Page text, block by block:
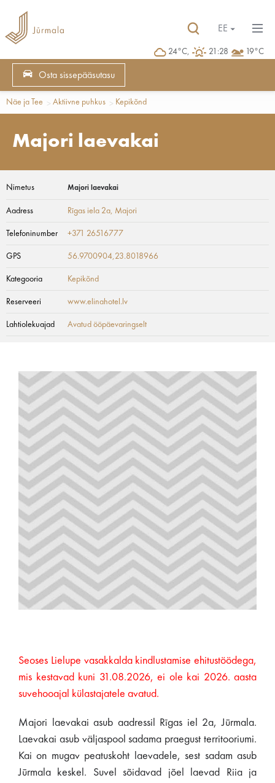
24°C, 21:28 19°C
EE
Osta sissepääsutasu
Näe ja Tee Aktiivne puhkus Kepikõnd
Majori laevakai
Nimetus Majori laevakai
Aadress Rīgas iela 2a, Majori
Telefoninumber +371 26516777
GPS 56.9700904,23.8018966
Kategooria Kepikõnd
Reserveeri www.elinahotel.lv
Lahtiolekuajad Avatud ööpäevaringselt
Seoses Lielupe vasakkalda kindlustamise ehitustöödega,
mis kestavad kuni 31.08.2026, ei ole kai 2026. aasta
suvehooajal külastajatele avatud.
Majori laevakai asub aadressil Rīgas iel 2a, Jūrmala.
Laevakai asub väljaspool sadama praegust territooriumi.
Kai on mugav peatuskoht laevadele, sest sadam asub
Jūrmala keskel. Suvel sõidavad jõel laevad Riia ja